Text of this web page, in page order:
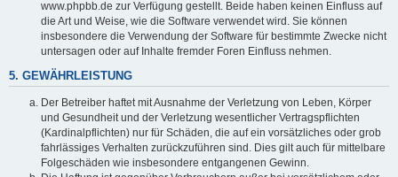
www.phpbb.de zur Verfügung gestellt. Beide haben keinen Einfluss auf
die Art und Weise, wie die Software verwendet wird. Sie können
insbesondere die Verwendung der Software für bestimmte Zwecke nicht
untersagen oder auf Inhalte fremder Foren Einfluss nehmen.
5. GEWÄHRLEISTUNG
Der Betreiber haftet mit Ausnahme der Verletzung von Leben, Körper
und Gesundheit und der Verletzung wesentlicher Vertragspflichten
(Kardinalpflichten) nur für Schäden, die auf ein vorsätzliches oder grob
fahrlässiges Verhalten zurückzuführen sind. Dies gilt auch für mittelbare
Folgeschäden wie insbesondere entgangenen Gewinn.